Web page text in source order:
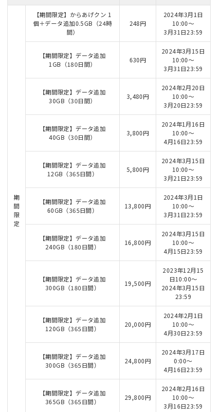
期
間
限
定
【期間限定】からあげクン 1
個＋データ追加0.5GB（24時
間）
248円
2024年3月1日
10:00～
3月31日23:59
【期間限定】データ追加
1GB（180日間）
630円
2024年3月15日
10:00～
3月31日23:59
【期間限定】データ追加
30GB（30日間）
3,480円
2024年2月20日
10:00～
3月20日23:59
【期間限定】データ追加
40GB（30日間）
3,800円
2024年1月16日
10:00～
4月16日23:59
【期間限定】データ追加
12GB（365日間）
5,800円
2024年3月15日
10:00～
3月21日23:59
【期間限定】データ追加
60GB（365日間）
13,800円
2024年3月1日
10:00～
3月31日23:59
【期間限定】データ追加
240GB（180日間）
16,800円
2024年3月15日
10:00～
4月15日23:59
【期間限定】データ追加
300GB（180日間）
19,500円
2023年12月15
日10:00～
2024年3月15日
23:59
【期間限定】データ追加
120GB（365日間）
20,000円
2024年2月1日
10:00～
4月30日23:59
【期間限定】データ追加
300GB（365日間）
24,800円
2024年3月17日
0:00～
4月16日23:59
【期間限定】データ追加
365GB（365日間）
29,800円
2024年2月16日
10:00～
3月16日23:59